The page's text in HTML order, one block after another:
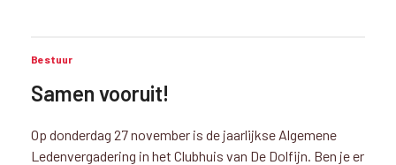
Bestuur
Samen vooruit!
Op donderdag 27 november is de jaarlijkse Algemene
Ledenvergadering in het Clubhuis van De Dolfijn. Ben je er